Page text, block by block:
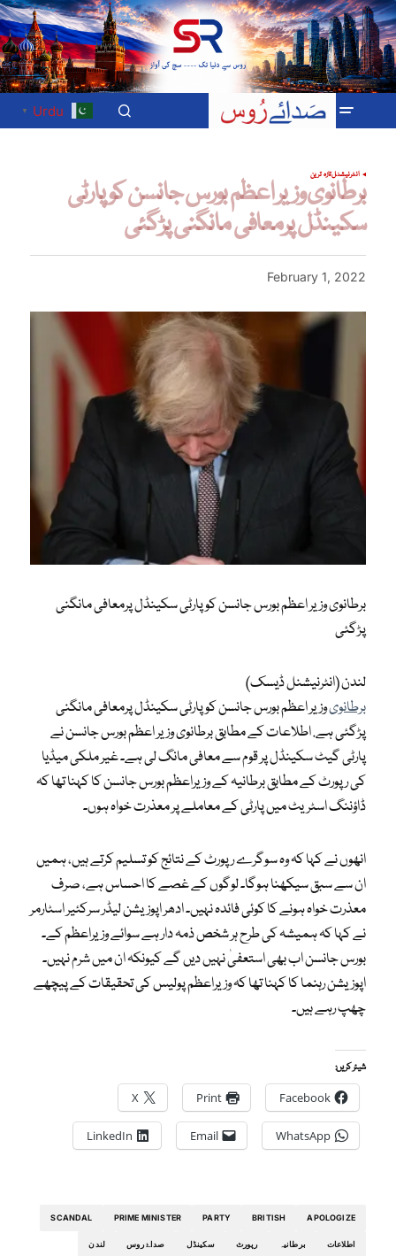
Urdu
▼
انٹرنیشنلتازہ ترین
برطانوی وزیر اعظم بورس جانسن کو پارٹی
سکینڈل پرمعافی مانگنی پڑگئی
February 1, 2022
برطانوی وزیر اعظم بورس جانسن کو پارٹی سکینڈل پرمعافی مانگنی
پڑگئی
لندن (انٹرنیشنل ڈیسک)
برطانویوزیر اعظم بورس جانسن کو پارٹی سکینڈل پرمعافی مانگنی
پڑگئی ہے. اطلاعات کے مطابق برطانوی وزیر اعظم بورس جانسن نے
پارٹی گیٹ سکینڈل پر قوم سے معافی مانگ لی ہے۔ غیر ملکی میڈیا
کی رپورٹ کے مطابق برطانیہ کے وزیراعظم بورس جانسن کا کہنا تھا کہ
ڈاؤننگ اسٹریٹ میں پارٹی کے معاملے پر معذرت خواہ ہوں۔
انھوں نے کہا کہ وہ سوگرے رپورٹ کے نتائج کو تسلیم کرتے ہیں، ہمیں
ان سے سبق سیکھنا ہوگا۔ لوگوں کے غصے کا احساس ہے، صرف
معذرت خواہ ہونے کا کوئی فائدہ نہیں۔ ادھر اپوزیشن لیڈر سرکئیر اسٹارمر
نے کہا کہ ہمیشہ کی طرح ہر شخص ذمہ دار ہے سوائے وزیراعظم کے۔
بورس جانسن اب بھی استعفیٰ نہیں دیں گے کیونکہ ان میں شرم نہیں۔
اپوزیشن رہنما کا کہنا تھا کہ وزیراعظم پولیس کی تحقیقات کے پیچھے
چھپ رہے ہیں۔
شیئر کریں:
Facebook
Print
X
WhatsApp
Email
LinkedIn
APOLOGIZE
BRITISH
PARTY
PRIME MINISTER
SCANDAL
اطلاعات برطانیہ رپورٹ سکینڈل صداۓ روس لندن